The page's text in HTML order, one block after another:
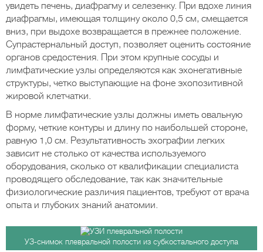
увидеть печень, диафрагму и селезенку. При вдохе линия
диафрагмы, имеющая толщину около 0,5 см, смещается
вниз, при выдохе возвращается в прежнее положение.
Супрастернальный доступ, позволяет оценить состояние
органов средостения. При этом крупные сосуды и
лимфатические узлы определяются как эхонегативные
структуры, четко выступающие на фоне эхопозитивной
жировой клетчатки.
В норме лимфатические узлы должны иметь овальную
форму, четкие контуры и длину по наибольшей стороне,
равную 1,0 см. Результативность эхографии легких
зависит не столько от качества используемого
оборудования, сколько от квалификации специалиста
проводящего обследование, так как значительные
физиологические различия пациентов, требуют от врача
опыта и глубоких знаний анатомии.
УЗ-снимок плевральной полости из субкостального доступа